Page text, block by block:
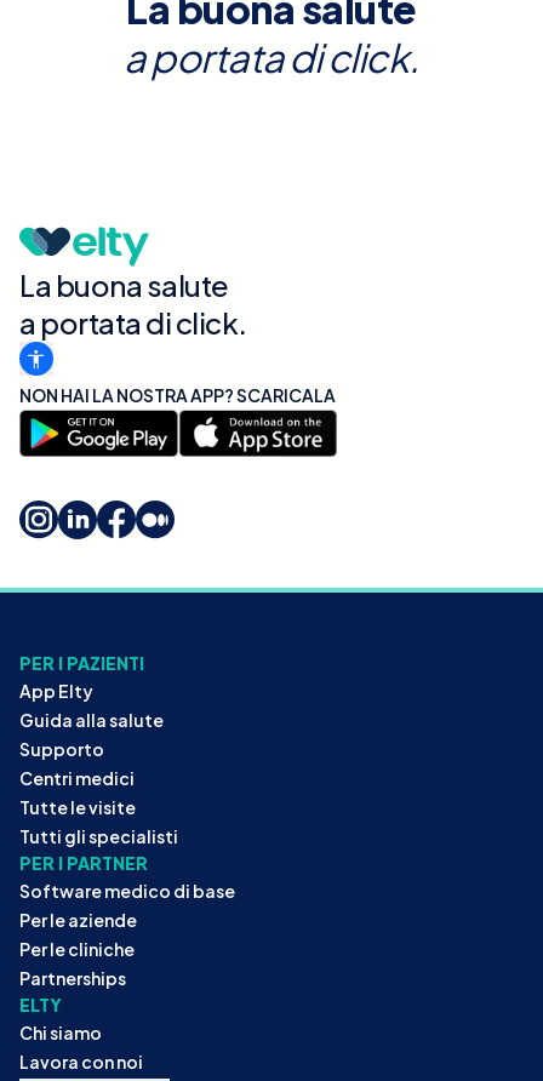
a portata di click.
La buona salute
a portata di click.
NON HAI LA NOSTRA APP? SCARICALA
PER I PAZIENTI
App Elty
Guida alla salute
Supporto
Centri medici
Tutte le visite
Tutti gli specialisti
PER I PARTNER
Software medico di base
Per le aziende
Per le cliniche
Partnerships
ELTY
Chi siamo
Lavora con noi